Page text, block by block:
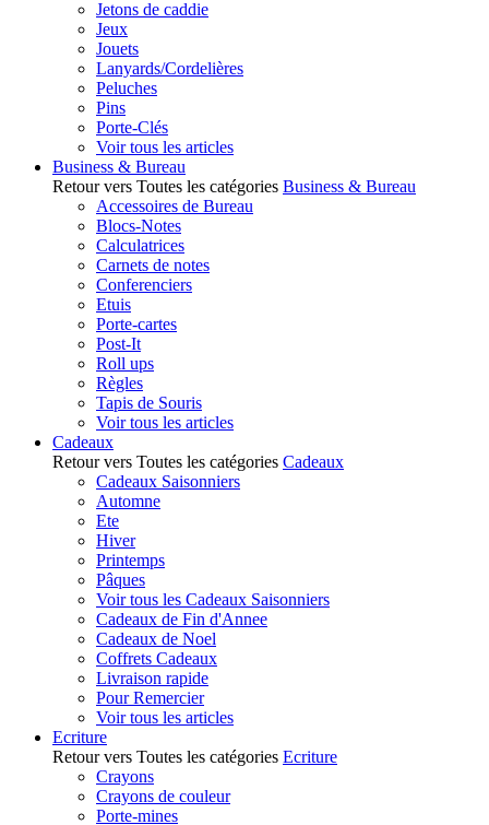
Jetons de caddie
Jeux
Jouets
Lanyards/Cordelières
Peluches
Pins
Porte-Clés
Voir tous les articles
Business & Bureau
Retour vers Toutes les catégories Business & Bureau
Accessoires de Bureau
Blocs-Notes
Calculatrices
Carnets de notes
Conferenciers
Etuis
Porte-cartes
Post-It
Roll ups
Règles
Tapis de Souris
Voir tous les articles
Cadeaux
Retour vers Toutes les catégories Cadeaux
Cadeaux Saisonniers
Automne
Ete
Hiver
Printemps
Pâques
Voir tous les Cadeaux Saisonniers
Cadeaux de Fin d'Annee
Cadeaux de Noel
Coffrets Cadeaux
Livraison rapide
Pour Remercier
Voir tous les articles
Ecriture
Retour vers Toutes les catégories Ecriture
Crayons
Crayons de couleur
Porte-mines